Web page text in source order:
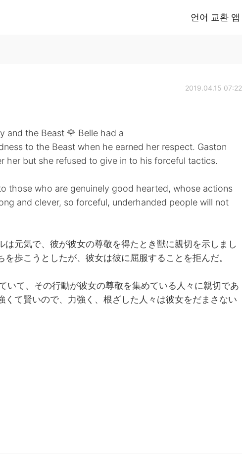
언어 교환 앱
2019.04.15 07:22
and the Beast 🌹 Belle had a
to the Beast when he earned her respect. Gaston
her but she refused to give in to his forceful tactics.
those who are genuinely good hearted, whose actions
and clever, so forceful, underhanded people will not
は元気で、彼が彼女の尊敬を得たとき獣に親切を示しまし
歩こうとしたが、彼女は彼に屈服することを拒んだ。
いて、その行動が彼女の尊敬を集めている人々に親切であ
くて賢いので、力強く、根ざした人々は彼女をだまさない